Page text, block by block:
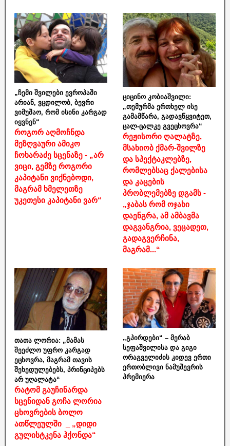
„ჩემი შვილები ევროპაში
არიან, ვცდილობ, ბევრი
ვიმუშაო, რომ ისინი კარგად
იყვნენ“
როგორ აღმოჩნდა
მეზღვაური ამიკო
ჩოხარაძე სცენაზე - „არ
ვიცი, გემზე როგორი
კაპიტანი ვიქნებოდი,
მაგრამ ხმელეთზე
უკეთესი კაპიტანი ვარ“
ციცინო კობიაშვილი:
„თემურმა ერთხელ ისე
გამამწარა, გადავწყვიტეთ,
ცალ-ცალკე გვეცხოვრა“
რეჟისორი ღალატზე,
მსახიობ ქმარ-შვილზე
და სპექტაკლებზე,
რომლებსაც ქალებისა
და კაცების
პრობლემებზე დგამს -
„ჯაბას რომ ოჯახი
დაენგრა, ამ ამბავმა
დაგვანგრია, ვეცადეთ,
გადაგვერჩინა,
მაგრამ...“
თათა ლორია: „მამას
შეეძლო უფრო კარგად
ეცხოვრა, მაგრამ თავის
შეხედულებებს, პრინციპებს
არ უღალატა“
რატომ გაუჩინარდა
სცენიდან გოჩა ლორია
ცხოვრების ბოლო
ათწლეულში _ „დიდი
გულისტკენა ჰქონდა“
„გპირდები“ – მერაბ
სეფაშვილისა და გიგი
ორაგველიძის კიდევ ერთი
ერთობლივი ნამუშევრის
პრემიერა